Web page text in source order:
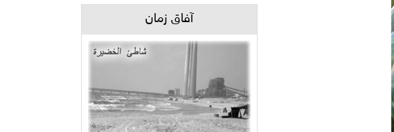
آفاق زمان